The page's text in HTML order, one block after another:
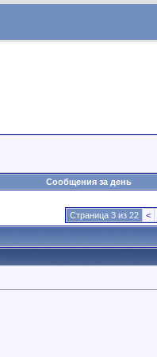
Сообщения за день
Страница 3 из 22 <